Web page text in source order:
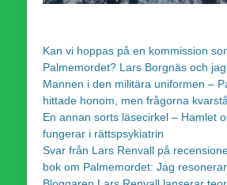
Kan vi hoppas på en kommission
Palmemordet? Lars Borgnäs och
Mannen i den militära uniformen –
hittade honom, men frågorna
En annan sorts läsecirkel – Hamlet
fungerar i rättspsykiatrin
Svar från Lars Renvall på
bok om Palmemordet: Jag resonerar